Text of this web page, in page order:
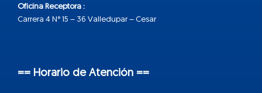
Oficina Receptora :
Carrera 4 N° 15 – 36 Valledupar – Cesar
== Horario de Atención ==